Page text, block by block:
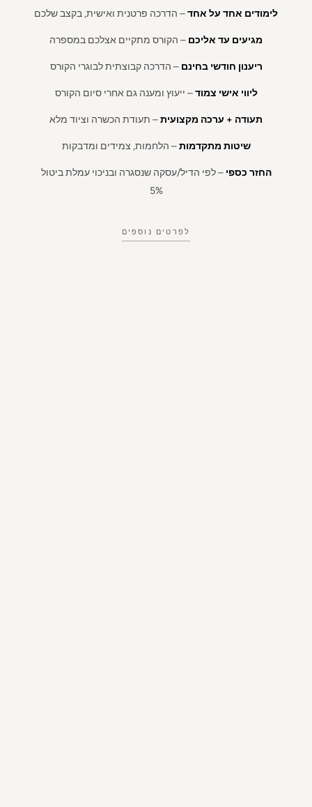
לימודים אחד על אחד– הדרכה פרטנית ואישית, בקצב שלכם
מגיעים עד אליכם – הקורס מתקיים אצלכם במספרה
ריענון חודשי בחינם – הדרכה קבוצתית לבוגרי הקורס
ליווי אישי צמוד– ייעוץ ומענה גם אחרי סיום הקורס
תעודה + ערכה מקצועית– תעודת הכשרה וציוד מלא
שיטות מתקדמות– הלחמות, צמידים ומדבקות
החזר כספי – לפי הדיל/עסקה שנסגרה ובניכוי עמלת ביטול
5%
לפרטים נוספים